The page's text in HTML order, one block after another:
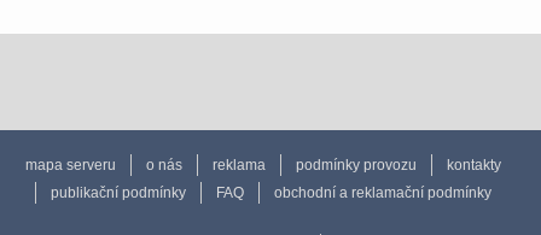
mapa serveru o nás reklama podmínky provozu
kontakty
publikační podmínky
FAQ obchodní a reklamační podmínky